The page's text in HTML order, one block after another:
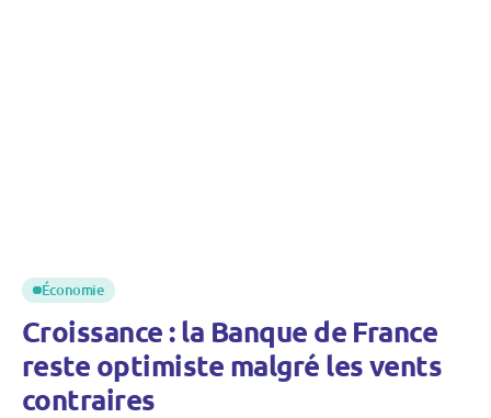
Économie
Croissance : la Banque de France
reste optimiste malgré les vents
contraires